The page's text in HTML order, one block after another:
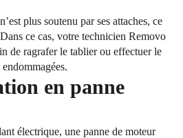
plus soutenu par ses attaches, ce
ce cas, votre technicien Removo
de ragrafer le tablier ou effectuer le
en panne
électrique, une panne de moteur